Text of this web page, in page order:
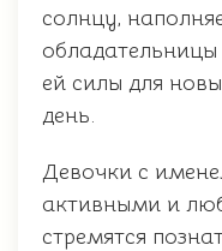
солнцу,
обладательницы
ей силы для
день.
Девочки с
активными и
стремятся